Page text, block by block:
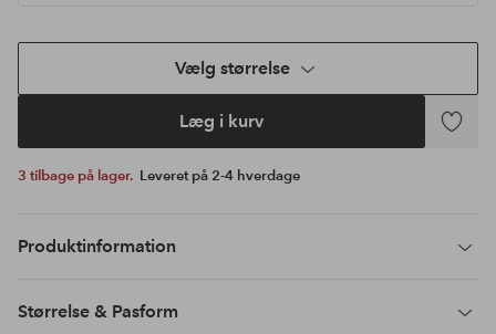
Vælg størrelse
Læg i kurv
Tilføj
3 tilbage på lager. Leveret på 2-4 hverdage
Produktinformation
Størrelse & Pasform